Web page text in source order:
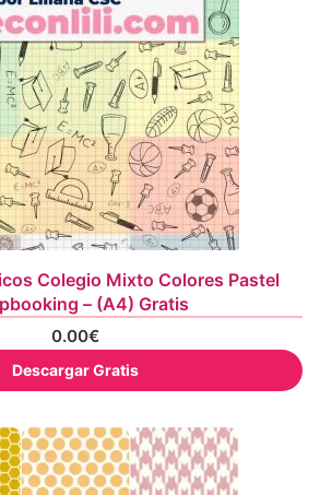
Colegio Mixto Colores Pastel
– (A4) Gratis
0.00€
Descargar Gratis